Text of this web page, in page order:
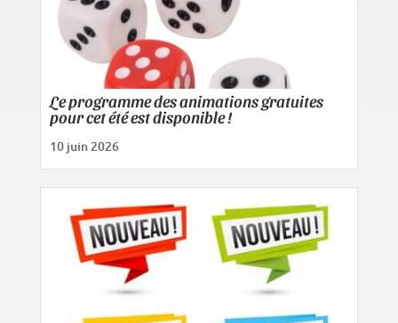
Le programme des animations gratuites
pour cet été est disponible !
10 juin 2026